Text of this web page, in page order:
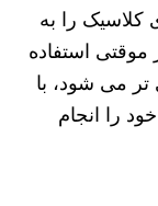
کلاسیک را به‌
استفاده
می‌ شود، با
را انجام